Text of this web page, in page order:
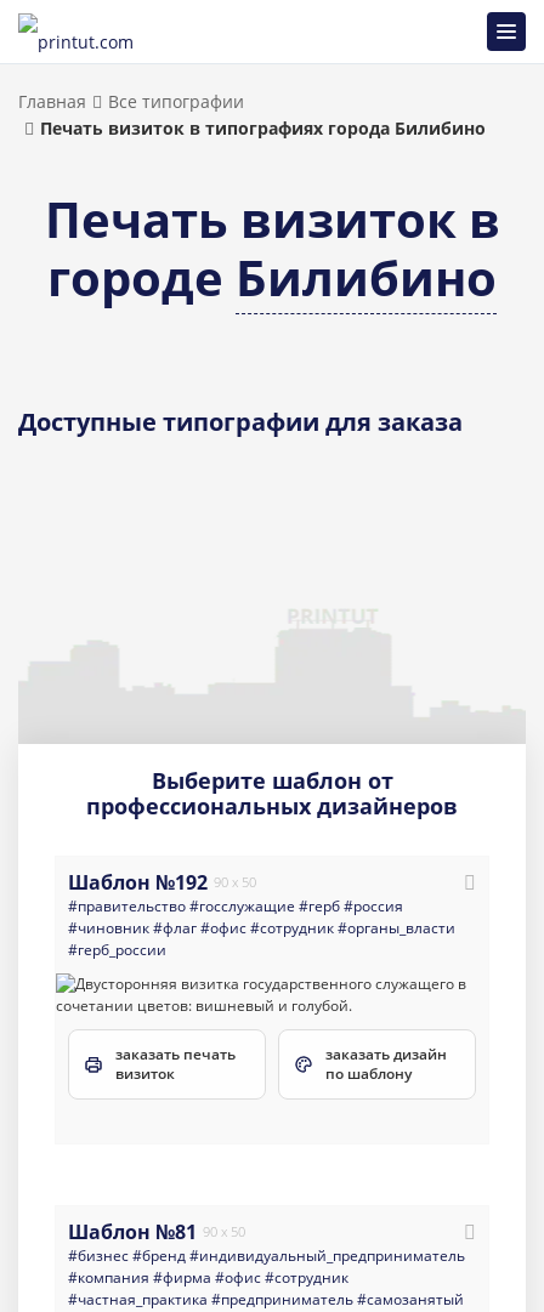
Главная
Все типографии
Печать визиток в типографиях города Билибино
Печать визиток в
городе Билибино
Доступные типографии для заказа
Выберите шаблон от
профессиональных дизайнеров
Шаблон №192 90 x 50
#правительство#госслужащие #герб#россия
#чиновник#флаг#офис#сотрудник#органы_власти
#герб_россии
заказать печать
визиток
заказать дизайн
по шаблону
Шаблон №81 90 x 50
#бизнес#бренд#индивидуальный_предприниматель
#компания #фирма #офис#сотрудник
#частная_практика #предприниматель#самозанятый